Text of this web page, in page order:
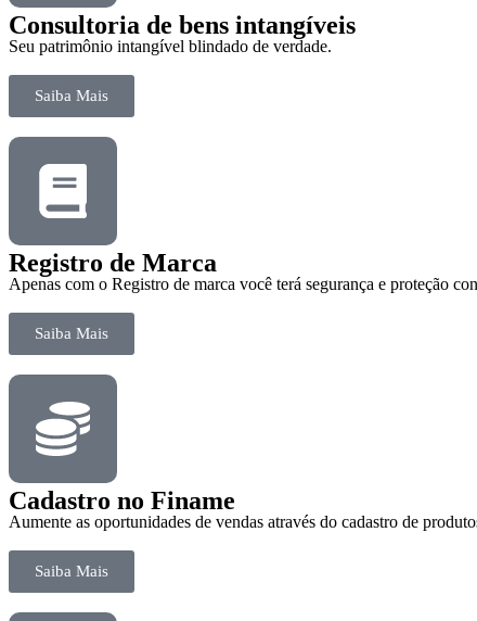
Consultoria de bens intangíveis
Seu patrimônio intangível blindado de verdade.
Saiba Mais
Registro de Marca
Apenas com o Registro de marca você terá segurança e proteção
Saiba Mais
Cadastro no Finame
Aumente as oportunidades de vendas através do cadastro de
Saiba Mais